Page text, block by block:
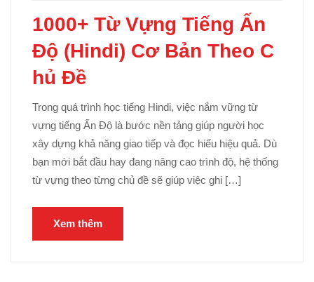
1000+ Từ Vựng Tiếng Ấn
Độ (Hindi) Cơ Bản Theo C
hủ Đề
Trong quá trình học tiếng Hindi, việc nắm vững từ
vựng tiếng Ấn Độ là bước nền tảng giúp người học
xây dựng khả năng giao tiếp và đọc hiểu hiệu quả. Dù
bạn mới bắt đầu hay đang nâng cao trình độ, hệ thống
từ vựng theo từng chủ đề sẽ giúp việc ghi […]
Xem thêm